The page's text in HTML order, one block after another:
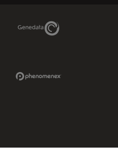
Genedata Link